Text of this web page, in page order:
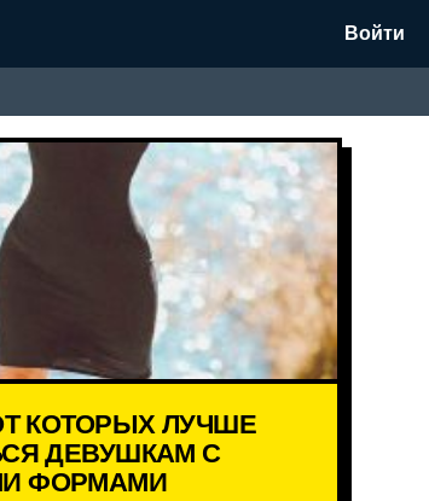
Войти
КОТОРЫХ ЛУЧШЕ
ДЕВУШКАМ С
ФОРМАМИ